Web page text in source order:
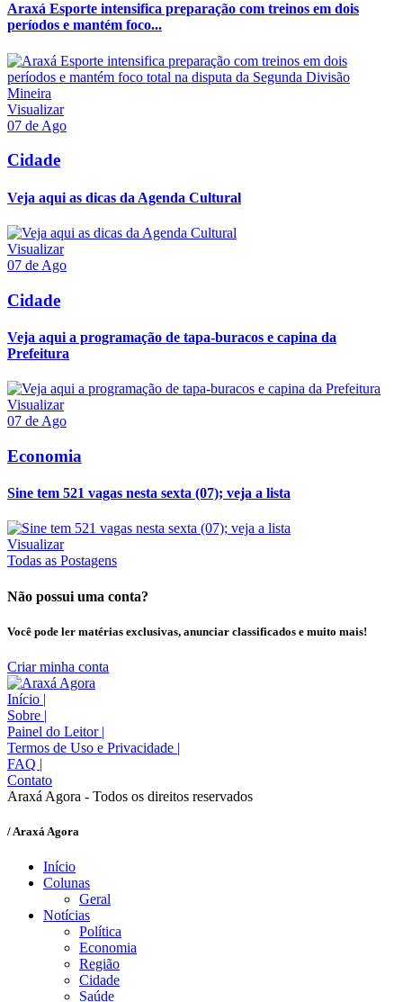
Araxá Esporte intensifica preparação com treinos em dois
períodos e mantém foco...
Visualizar
07 de Ago
Cidade
Veja aqui as dicas da Agenda Cultural
Visualizar
07 de Ago
Cidade
Veja aqui a programação de tapa-buracos e capina da
Prefeitura
Visualizar
07 de Ago
Economia
Sine tem 521 vagas nesta sexta (07); veja a lista
Visualizar
Todas as Postagens
Não possui uma conta?
Você pode ler matérias exclusivas, anunciar classificados e muito mais!
Criar minha conta
Início |
Sobre |
Painel do Leitor |
Termos de Uso e Privacidade |
FAQ |
Contato
Araxá Agora - Todos os direitos reservados
/ Araxá Agora
Início
Colunas
Geral
Notícias
Política
Economia
Região
Cidade
Saúde